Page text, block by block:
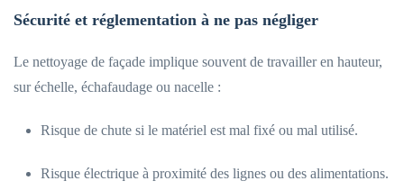
Sécurité et réglementation à ne pas négliger
Le nettoyage de façade implique souvent de travailler en hauteur,
sur échelle, échafaudage ou nacelle :
Risque de chute si le matériel est mal fixé ou mal utilisé.
Risque électrique à proximité des lignes ou des alimentations.